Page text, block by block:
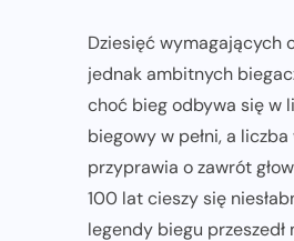
Dziesięć wymagających
jednak ambitnych
choć bieg odbywa się w
biegowy w pełni, a
przyprawia o zawrót
100 lat cieszy się
legendy biegu